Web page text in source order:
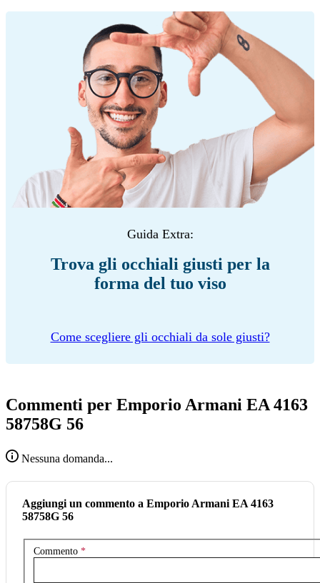
Guida Extra:
Trova gli occhiali giusti per la
forma del tuo viso
Come scegliere gli occhiali da sole giusti?
Commenti per Emporio Armani EA 4163
58758G 56
Nessuna domanda...
Aggiungi un commento a Emporio Armani EA 4163
58758G 56
Commento *